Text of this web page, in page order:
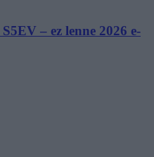
– ez lenne 2026 e-